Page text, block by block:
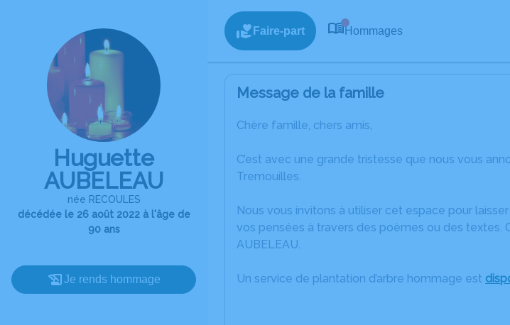
Huguette
AUBELEAU
née RECOULES
décédée le 26 août 2022 à l'âge de
90 ans
Je rends hommage
Faire-part Hommages
Message de la famille
Chère famille, chers amis,
C’est avec une grande tristesse que nous vous
Tremouilles.
Nous vous invitons à utiliser cet espace pour
vos pensées à travers des poèmes ou des textes.
AUBELEAU.
Un service de plantation d’arbre hommage est